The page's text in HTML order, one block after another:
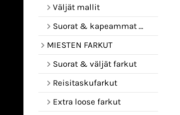
Väljät mallit
Suorat & kapeammat mallit
MIESTEN FARKUT
Suorat & väljät farkut
Reisitaskufarkut
Extra loose farkut